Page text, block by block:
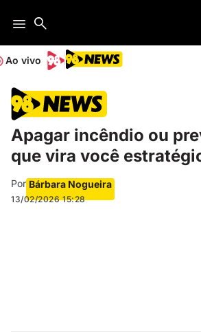
Ao vivo
Apagar incêndio ou
que vira você
Por Bárbara Nogueira
13/02/2026 15:28